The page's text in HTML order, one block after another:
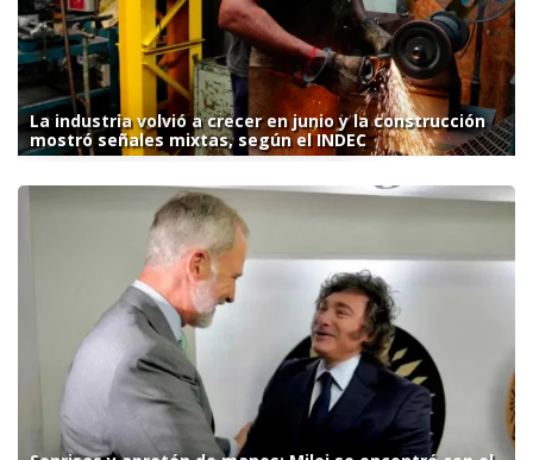
La industria volvió a crecer en junio y la construcción
mostró señales mixtas, según el INDEC